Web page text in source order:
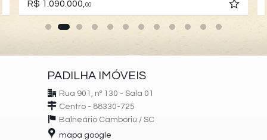
R$ 1.090.000, 00
PADILHA IMÓVEIS
Rua 901, nº 130 - Sala 01
Centro - 88330-725
Balneário Camboriú / SC
mapa google